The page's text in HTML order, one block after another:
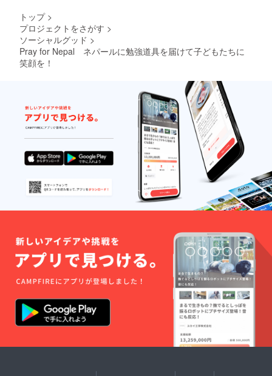
トップ >
プロジェクトをさがす >
ソーシャルグッド >
Pray for Nepal ネパールに勉強道具を届けて子どもたちに
笑顔を！